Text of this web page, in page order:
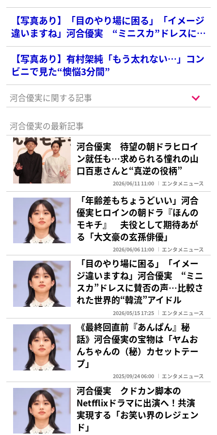
【写真あり】「目のやり場に困る」「イメージ
違いますね」河合優実 “ミニスカ”ドレスに賛
否の声…比較された世界的“韓流”アイドル
【写真あり】有村架純「もう太れない…」コン
ビニで見た“懊悩3分間”
河合優実に関する記事
河合優実の最新記事
河合優実 待望の朝ドラヒロイ
ン就任も…求められる憧れの山
口百恵さんと“真逆の役柄”
2026/06/11 11:00 エンタメニュース
「年齢差もちょうどいい」河合
優実ヒロインの朝ドラ『ほんの
モキチ』 夫役として期待あが
る「大文豪の玄孫俳優」
2026/06/06 11:00 エンタメニュース
「目のやり場に困る」「イメー
ジ違いますね」河合優実 “ミニ
スカ”ドレスに賛否の声…比較さ
れた世界的“韓流”アイドル
2026/05/15 17:25 エンタメニュース
《最終回直前『あんぱん』秘
話》河合優実の宝物は「ヤムお
んちゃんの（秘）カセットテー
プ」
2025/09/24 06:00 エンタメニュース
河合優実 クドカン脚本の
Netfflixドラマに出演へ！共演
実現する「お笑い界のレジェン
ド」